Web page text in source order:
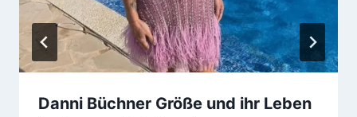
Danni Büchner Größe und ihr Leben